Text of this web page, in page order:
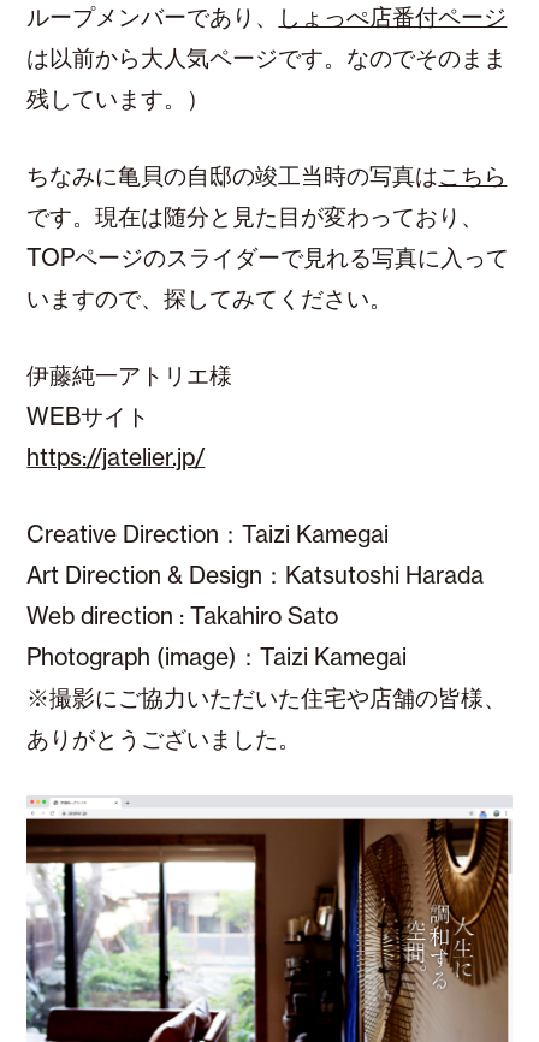
ループメンバーであり、
しょっぺ店番付ページ
は以前から大人気ページです。なのでそのまま
残しています。）
ちなみに亀貝の自邸の竣工当時の写真はこちら
です。現在は随分と見た目が変わっており、
TOPページのスライダーで見れる写真に入って
いますので、探してみてください。
伊藤純一アトリエ様
WEBサイト
https://jatelier.jp/
Creative Direction：Taizi Kamegai
Art Direction & Design：Katsutoshi Harada
Web direction : Takahiro Sato
Photograph (image)：Taizi Kamegai
※撮影にご協力いただいた住宅や店舗の皆様、
ありがとうございました。